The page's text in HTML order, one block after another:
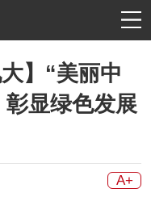
】“美丽中
彰显绿色发展
A+